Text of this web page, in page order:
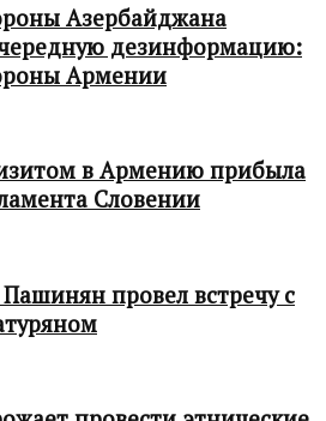
Азербайджана
дезинформацию:
Армении
в Армению прибыла
Словении
провел встречу с